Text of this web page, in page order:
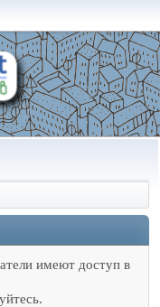
имеют доступ в